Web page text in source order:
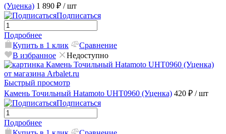
(Уценка) 1 890 ₽ / шт
Подписаться
Подробнее
Купить в 1 клик
Сравнение
В избранное
Недоступно
Быстрый просмотр
Камень Точильный Hatamoto UHT0960 (Уценка) 420 ₽ / шт
Подписаться
Подробнее